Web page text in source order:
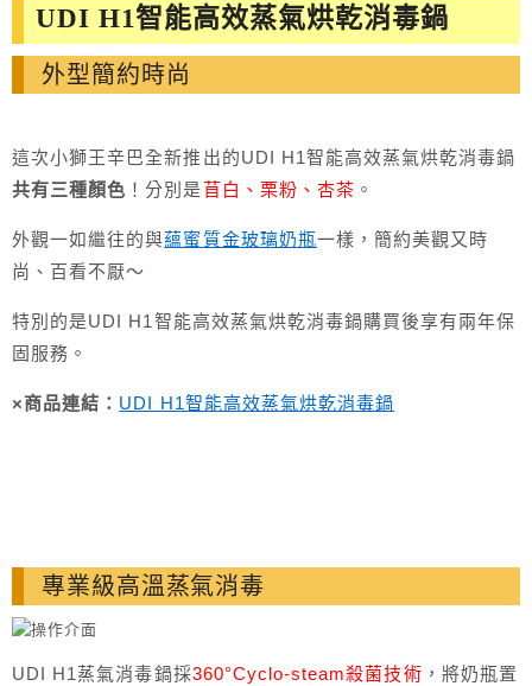
UDI H1智能高效蒸氣烘乾消毒鍋
外型簡約時尚
這次小獅王辛巴全新推出的UDI H1智能高效蒸氣烘乾消毒鍋
共有三種顏色 ！分別是苜白、栗粉、杏茶 。
外觀一如繼往的與蘊蜜質金玻璃奶瓶一樣，簡約美觀又時
尚、百看不厭～
特別的是UDI H1智能高效蒸氣烘乾消毒鍋購買後享有兩年保
固服務。
×商品連結： UDI H1智能高效蒸氣烘乾消毒鍋
專業級高溫蒸氣消毒
UDI H1蒸氣消毒鍋採360°Cyclo-steam殺菌技術 ，將奶瓶置